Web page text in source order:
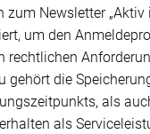
zum Newsletter „Aktiv
um den
rechtlichen
gehört die
als
als